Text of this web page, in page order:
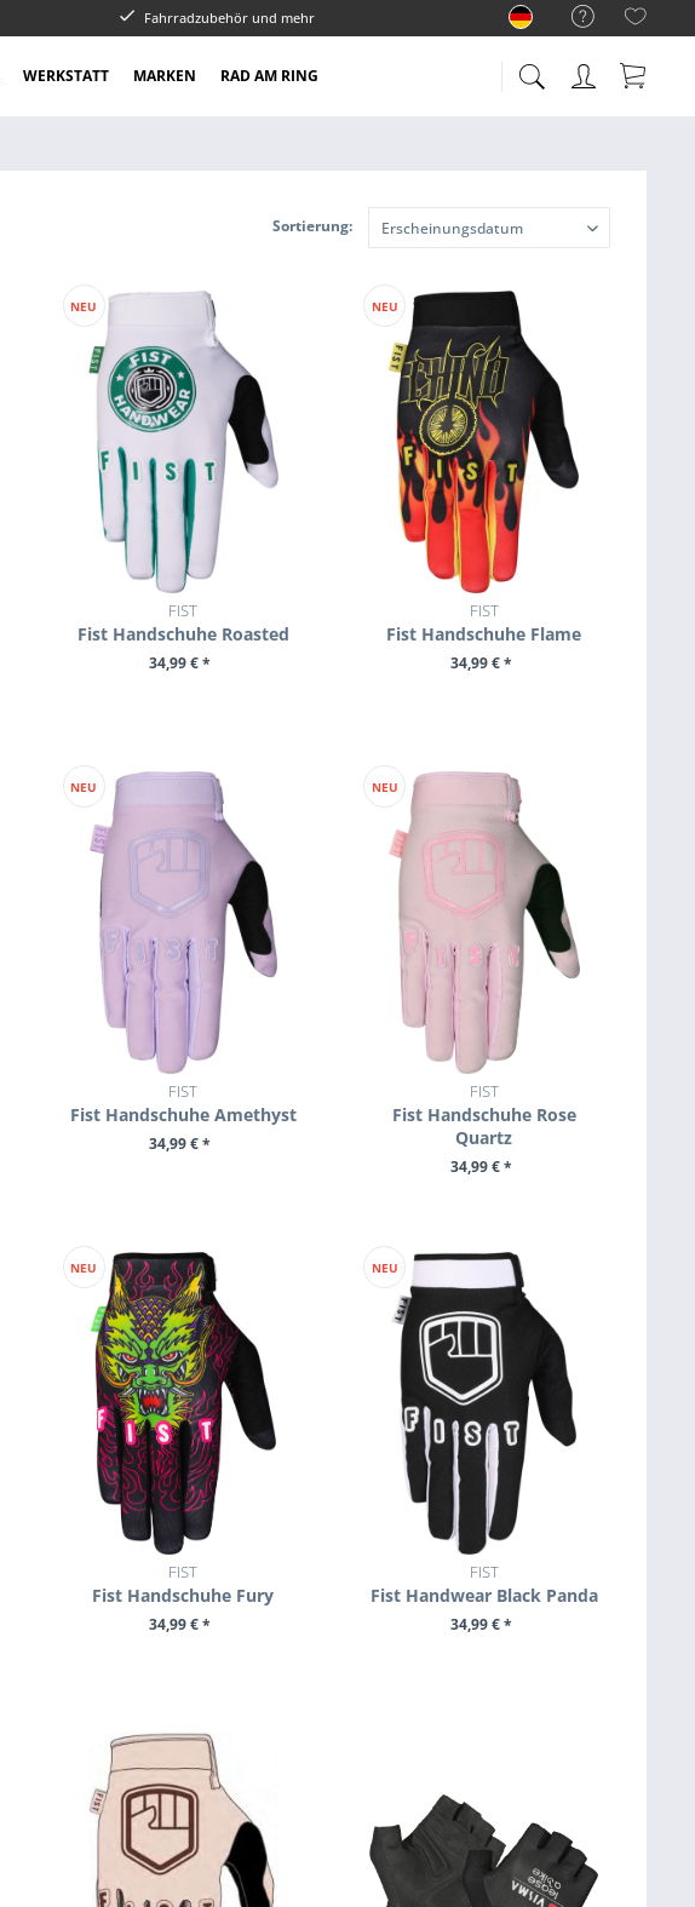
Fahrradzubehör und mehr
WERKSTATT MARKEN RAD AM RING
Sortierung:
NEU
FIST
Fist Handschuhe Roasted
34,99 € *
NEU
FIST
Fist Handschuhe Flame
34,99 € *
NEU
FIST
Fist Handschuhe Amethyst
34,99 € *
NEU
FIST
Fist Handschuhe Rose
Quartz
34,99 € *
NEU
FIST
Fist Handschuhe Fury
34,99 € *
NEU
FIST
Fist Handwear Black Panda
34,99 € *